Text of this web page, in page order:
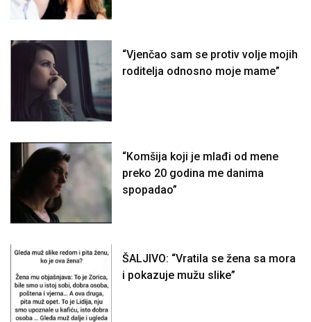
“Vjenčao sam se protiv volje mojih
roditelja odnosno moje mame”
“Komšija koji je mlađi od mene
preko 20 godina me danima
spopadao”
ŠALJIVO: “Vratila se žena sa mora
i pokazuje mužu slike”